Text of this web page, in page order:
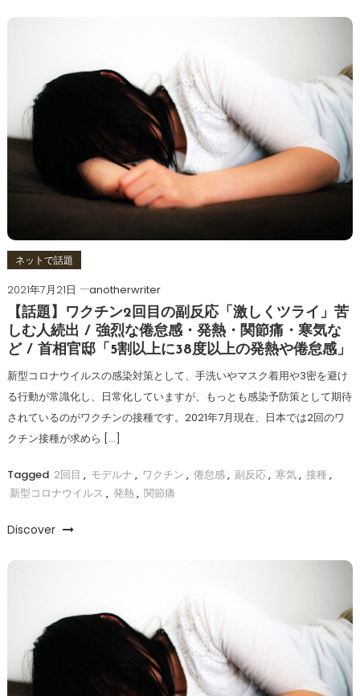
ネットで話題
2021年7月21日
anotherwriter
【話題】ワクチン2回目の副反応「激しくツライ」苦
しむ人続出 / 強烈な倦怠感・発熱・関節痛・寒気な
ど / 首相官邸「5割以上に38度以上の発熱や倦怠感」
新型コロナウイルスの感染対策として、手洗いやマスク着用や3密を避け
る行動が常識化し、日常化していますが、もっとも感染予防策として期待
されているのがワクチンの接種です。2021年7月現在、日本では2回のワ
クチン接種が求めら […]
Tagged 2回目 , モデルナ , ワクチン , 倦怠感, 副反応, 寒気, 接種 ,
新型コロナウイルス , 発熱, 関節痛
Discover